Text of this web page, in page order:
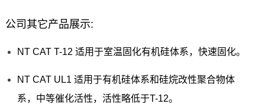
公司其它产品展示:
NT CAT T-12 适用于室温固化有机硅体系，快速固化。
NT CAT UL1 适用于有机硅体系和硅烷改性聚合物体
系，中等催化活性，活性略低于T-12。